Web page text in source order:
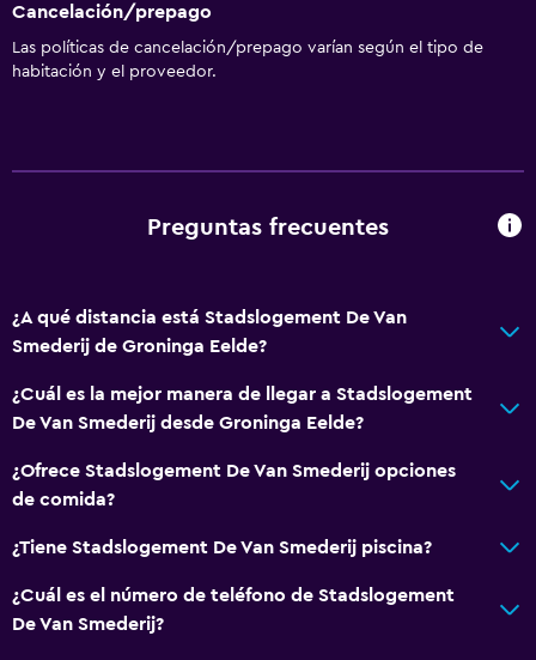
Baño
Aseo
Servicios y facilidades
Caja fuerte
Instalaciones para reuniones
Servicio de habitaciones
Check-in/check-out privado
Para no fumadores
Cancelación/prepago
Las políticas de cancelación/prepago varían según el tipo de
habitación y el proveedor.
Preguntas frecuentes
¿A qué distancia está Stadslogement De Van
Smederij de Groninga Eelde?
¿Cuál es la mejor manera de llegar a Stadslogement
De Van Smederij desde Groninga Eelde?
¿Ofrece Stadslogement De Van Smederij opciones
de comida?
¿Tiene Stadslogement De Van Smederij piscina?
¿Cuál es el número de teléfono de Stadslogement
De Van Smederij?